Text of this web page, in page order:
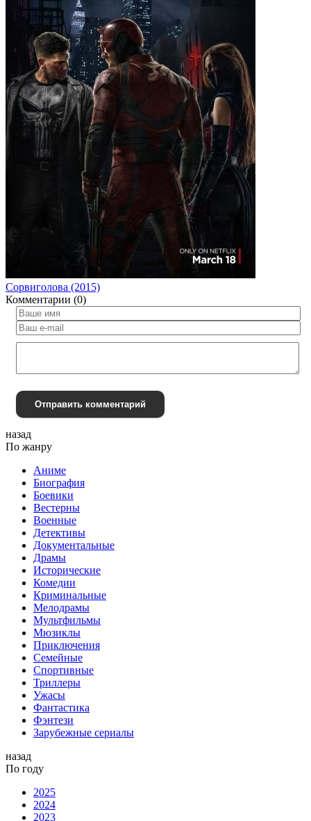
Сорвиголова (2015)
Комментарии (0)
Отправить комментарий
назад
По жанру
Аниме
Биография
Боевики
Вестерны
Военные
Детективы
Документальные
Драмы
Исторические
Комедии
Криминальные
Мелодрамы
Мультфильмы
Мюзиклы
Приключения
Семейные
Спортивные
Триллеры
Ужасы
Фантастика
Фэнтези
Зарубежные сериалы
назад
По году
2025
2024
2023